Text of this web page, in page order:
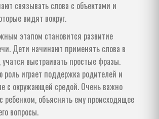
связывать слова с объектами и
видят вокруг.
этапом становится развитие
Дети начинают применять слова в
выстраивать простые фразы.
роль играет поддержка родителей и
с окружающей средой. Очень важно
ребенком, объяснять ему происходящее
вопросы.